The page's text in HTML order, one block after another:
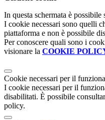
In questa schermata è
I cookie necessari sono quelli
piattaforma e non è possibile
Per conoscere quali sono i
visionare la COOKIE
Cookie necessari per il
I cookie necessari per il
disabilitati. È possibile
policy.